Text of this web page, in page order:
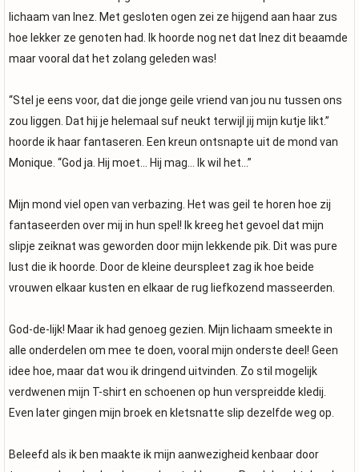
lichaam van Inez. Met gesloten ogen zei ze hijgend aan haar zus
hoe lekker ze genoten had. Ik hoorde nog net dat Inez dit beaamde
maar vooral dat het zolang geleden was!
“Stel je eens voor, dat die jonge geile vriend van jou nu tussen ons
zou liggen. Dat hij je helemaal suf neukt terwijl jij mijn kutje likt.”
hoorde ik haar fantaseren. Een kreun ontsnapte uit de mond van
Monique. “God ja. Hij moet… Hij mag… Ik wil het…”
Mijn mond viel open van verbazing. Het was geil te horen hoe zij
fantaseerden over mij in hun spel! Ik kreeg het gevoel dat mijn
slipje zeiknat was geworden door mijn lekkende pik. Dit was pure
lust die ik hoorde. Door de kleine deurspleet zag ik hoe beide
vrouwen elkaar kusten en elkaar de rug liefkozend masseerden.
God-de-lijk! Maar ik had genoeg gezien. Mijn lichaam smeekte in
alle onderdelen om mee te doen, vooral mijn onderste deel! Geen
idee hoe, maar dat wou ik dringend uitvinden. Zo stil mogelijk
verdwenen mijn T-shirt en schoenen op hun verspreidde kledij.
Even later gingen mijn broek en kletsnatte slip dezelfde weg op.
Beleefd als ik ben maakte ik mijn aanwezigheid kenbaar door